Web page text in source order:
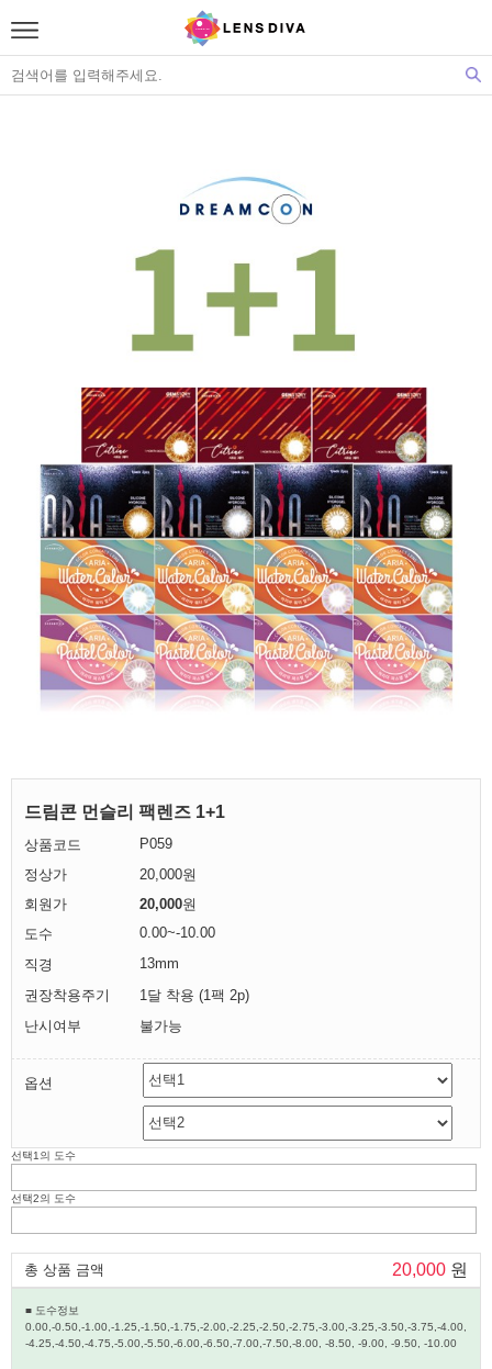
드림콘 먼슬리 팩렌즈 1+1
상품코드
P059
정상가
20,000원
회원가
20,000원
도수
0.00~-10.00
직경
13mm
권장착용주기
1달 착용 (1팩 2p)
난시여부
불가능
옵션
선택1의 도수
선택2의 도수
총 상품 금액 20,000원
■ 도수정보
0.00,-0.50,-1.00,-1.25,-1.50,-1.75,-2.00,-2.25,-2.50,-2.75,-3.00,-3.25,-3.50,-3.75,-4.00,
-4.25,-4.50,-4.75,-5.00,-5.50,-6.00,-6.50,-7.00,-7.50,-8.00, -8.50, -9.00, -9.50, -10.00